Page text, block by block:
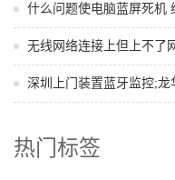
什么问题使电脑蓝屏死机
无线网络连接上但上不了
深圳上门装置蓝牙监控;龙
热门标签